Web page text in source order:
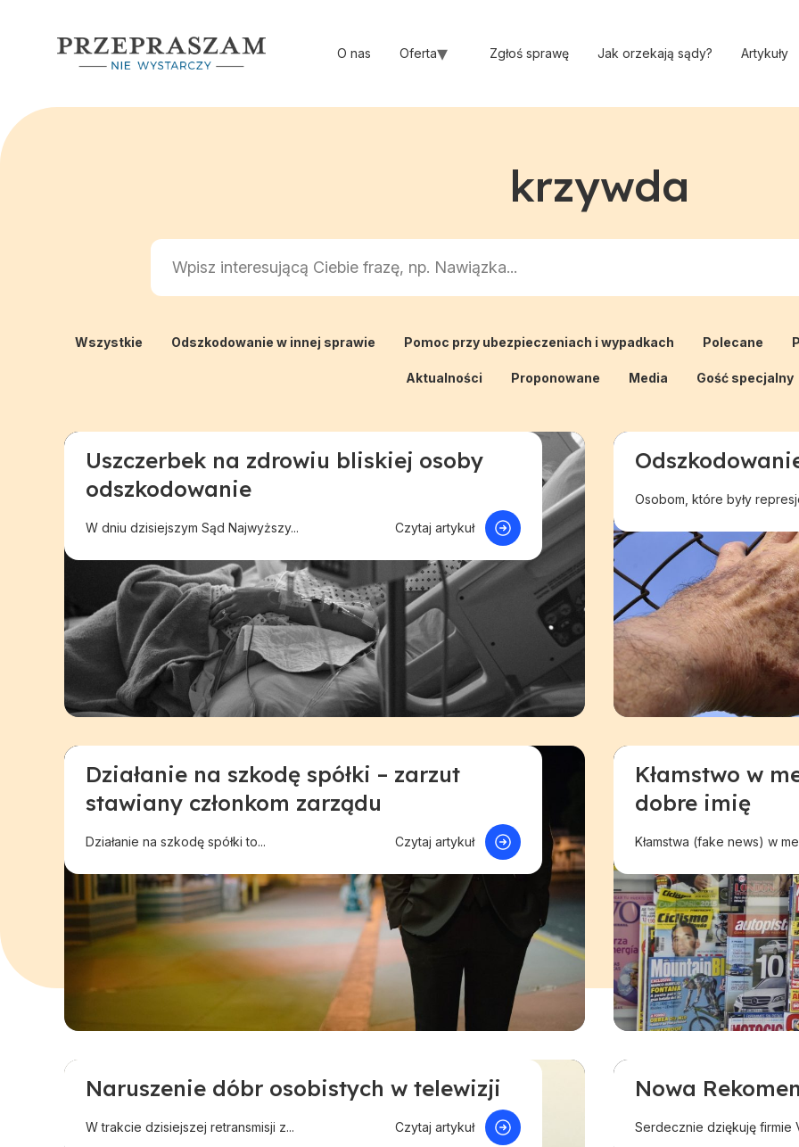
O nas Oferta Zgłoś sprawę Jak orzekają sądy? Artykuły
krzywda
Wszystkie Odszkodowanie w innej sprawie Pomoc przy ubezpieczeniach i wypadkach Polecane
Aktualności Proponowane Media Gość specjalny
Pomoc przy ubezpieczeniach i wypadkach
Uszczerbek na zdrowiu bliskiej osoby
odszkodowanie
W dniu dzisiejszym Sąd Najwyższy... Czytaj artykuł
Odszkodowanie w innej
Osobom, które były
Odszkodowanie w innej sprawie Pomoc dla przedsiębiorców
Działanie na szkodę spółki – zarzut
stawiany członkom zarządu
Działanie na szkodę spółki to... Czytaj artykuł
Pomoc dla
Kłamstwo w
dobre imię
Kłamstwa (fake news) w
Aktualności Odszkodowanie w innej sprawie
Naruszenie dóbr osobistych w telewizji
W trakcie dzisiejszej retransmisji z... Czytaj artykuł
Aktualności
Nowa
Serdecznie dziękuję firmie